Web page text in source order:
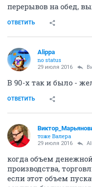
перерывов на обед,
ОТВЕТИТЬ
Alippa
no status
29 июля 2016
В 90-х так и было -
ОТВЕТИТЬ
тоже Валера
29 июля 2016
когда объем
производства,
если этот объем